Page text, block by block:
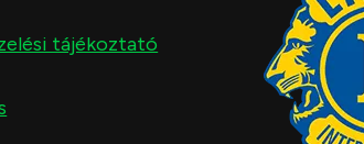
tájékoztató